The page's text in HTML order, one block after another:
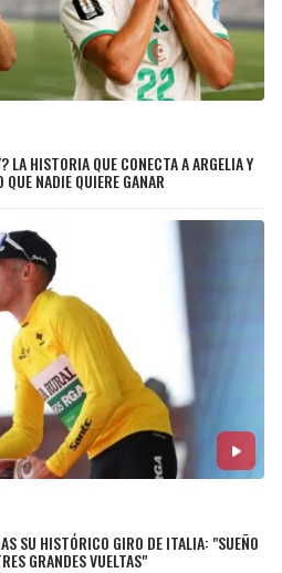
LA HISTORIA QUE CONECTA A ARGELIA Y
NADIE QUIERE GANAR
SU HISTÓRICO GIRO DE ITALIA: "SUEÑO
GRANDES VUELTAS"